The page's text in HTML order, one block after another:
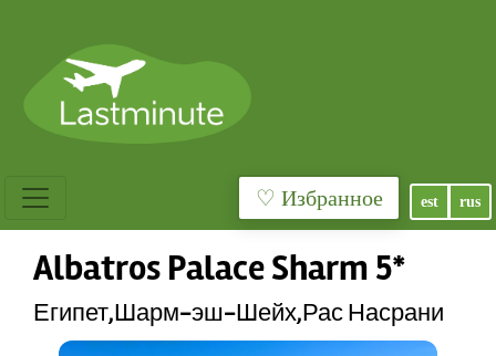
♡ Избранное est rus
Albatros Palace Sharm 5*
Египет,Шарм-эш-Шейх,Рас Насрани